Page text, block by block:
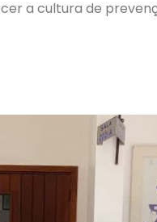
a cultura de